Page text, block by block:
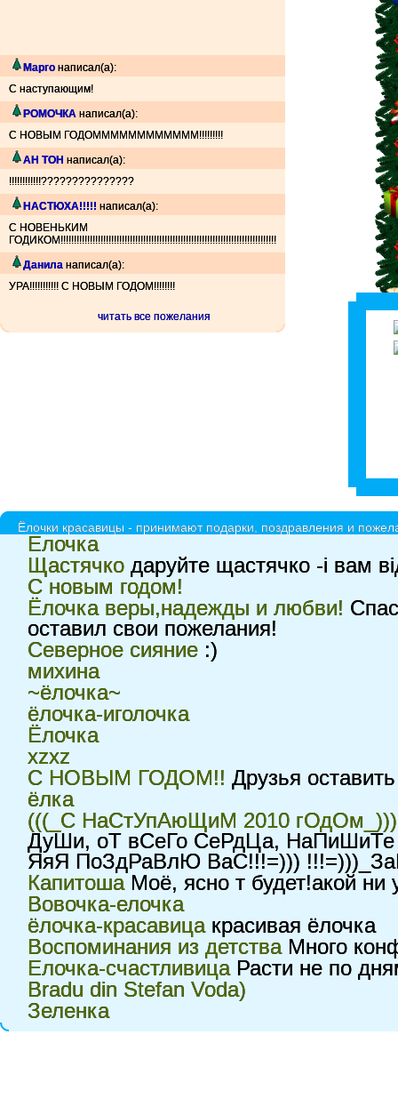
Марго написал(а):
С наступающим!
РОМОЧКА написал(а):
С НОВЫМ ГОДОММММММММММММ!!!!!!!!!
АН ТОН написал(а):
!!!!!!!!!!!!???????????????
НАСТЮХА!!!!! написал(а):
С НОВЕНЬКИМ
ГОДИКОМ!!!!!!!!!!!!!!!!!!!!!!!!!!!!!!!!!!!!!!!!!!!!!!!!!!!!!!!!!!!!!!!!!!!!!!!!!!!!!!!!!
Данила написал(а):
УРА!!!!!!!!!!! С НОВЫМ ГОДОМ!!!!!!!!
читать все пожелания
Ёлочки красавицы - принимают подарки, поздравления и
Елочка
Щастячко даруйте щастячко -і вам
С новым годом!
Ёлочка веры,надежды и любви!
оставил свои пожелания!
Северное сияние :)
михина
~ёлочка~
ёлочка-иголочка
Ёлочка
xzxz
C НОВЫМ ГОДОМ!! Друзья
ёлка
(((_C НаСтУпАюЩиМ 2010 гОдОм_)))
ДуШи, оТ вСеГо СеРдЦа,
ЯяЯ ПоЗдРаВлЮ ВаС!!!=)))
КапитошаМоё, ясно т будет!акой ни
Вовочка-елочка
ёлочка-красавицакрасивая ёлочка
Воспоминания из детстваМного
Елочка-счастливицаРасти не по
Bradu din Stefan Voda)
Зеленка